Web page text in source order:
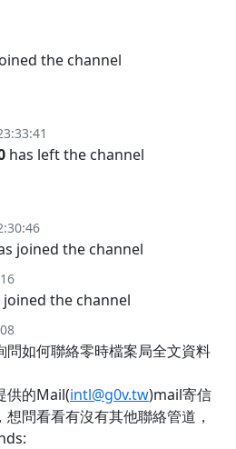
the channel
has left the channel
joined the channel
joined the channel
問如何聯絡零時檔案局全文資料
供的Mail(intl@g0v.tw)mail寄信
問看看有沒有其他聯絡管道，